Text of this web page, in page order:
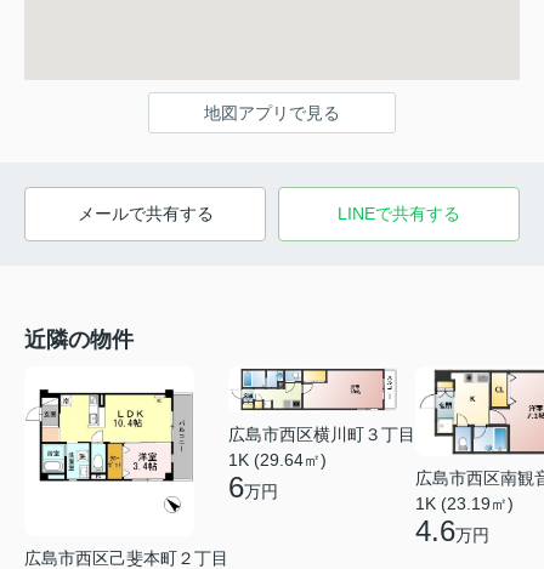
地図アプリで見る
メールで共有する LINEで共有する
近隣の物件
広島市西区己斐本町２丁目
広島市西区横川町３丁目
1K (29.64㎡)
6万円
広島市西区南観
1K (23.19㎡)
4.6万円